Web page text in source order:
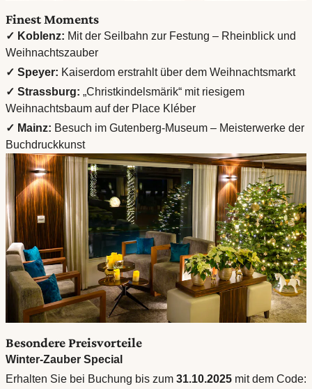
Finest Moments
✓ Koblenz: Mit der Seilbahn zur Festung – Rheinblick und
Weihnachtszauber
✓ Speyer: Kaiserdom erstrahlt über dem Weihnachtsmarkt
✓ Strassburg: „Christkindelsmärik“ mit riesigem
Weihnachtsbaum auf der Place Kléber
✓ Mainz: Besuch im Gutenberg-Museum – Meisterwerke der
Buchdruckkunst
Besondere Preisvorteile
Winter-Zauber Special
Erhalten Sie bei Buchung bis zum 31.10.2025 mit dem Code: